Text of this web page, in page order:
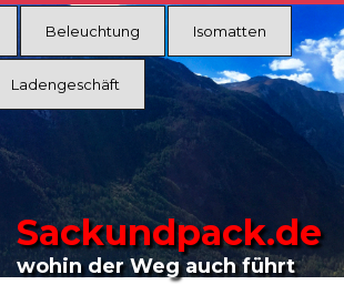
Beleuchtung Isomatten
Ladengeschäft
Sackundpack.de
wohin der Weg auch führt